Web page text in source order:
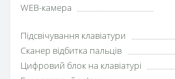
WEB-камера
Підсвічування клавіатури
Сканер відбитка пальців
Цифровий блок на клавіатурі